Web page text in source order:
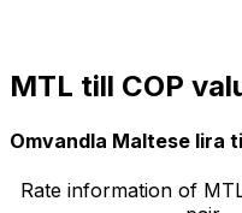
MTL till COP
Omvandla Maltese lira
Rate information of